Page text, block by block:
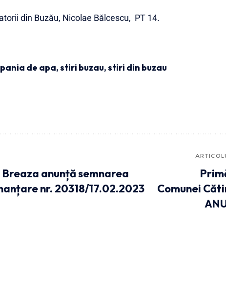
din Buzău, Nicolae Bălcescu, PT 14.
de apa,stiri buzau,stiri din buzau
anunță semnarea
nr. 20318/17.02.2023
Comunei